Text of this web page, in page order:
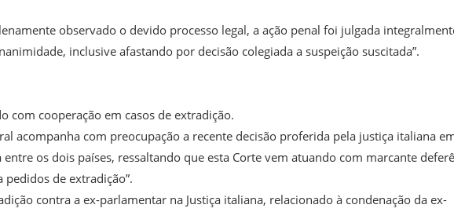
observado o devido processo legal, a ação penal foi julgada
inclusive afastando por decisão colegiada a suspeição suscitada”.
com cooperação em casos de extradição.
acompanha com preocupação a recente decisão proferida pela justiça italiana
os dois países, ressaltando que esta Corte vem atuando com marcante
de extradição”.
contra a ex-parlamentar na Justiça italiana, relacionado à condenação da ex-